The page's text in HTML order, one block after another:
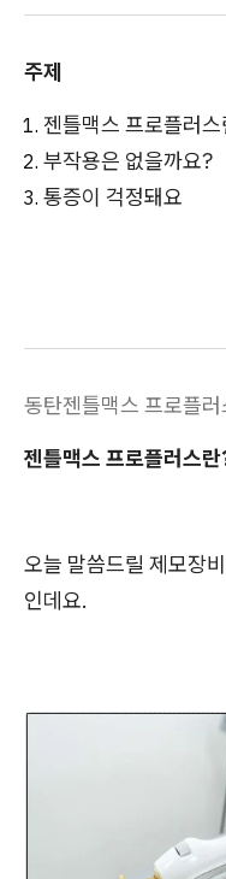
주제
젠틀맥스 프로플러
부작용은 없을까요?
통증이 걱정돼요
동탄젠틀맥스 프로플러
젠틀맥스 프로플러스란
오늘 말씀드릴 제모장
인데요.